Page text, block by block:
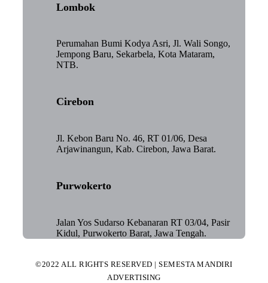
Lombok
Perumahan Bumi Kodya Asri, Jl. Wali Songo,
Jempong Baru, Sekarbela, Kota Mataram,
NTB.
Cirebon
Jl. Kebon Baru No. 46, RT 01/06, Desa
Arjawinangun, Kab. Cirebon, Jawa Barat.
Purwokerto
Jalan Yos Sudarso Kebanaran RT 03/04, Pasir
Kidul, Purwokerto Barat, Jawa Tengah.
©2022 ALL RIGHTS RESERVED | SEMESTA MANDIRI
ADVERTISING